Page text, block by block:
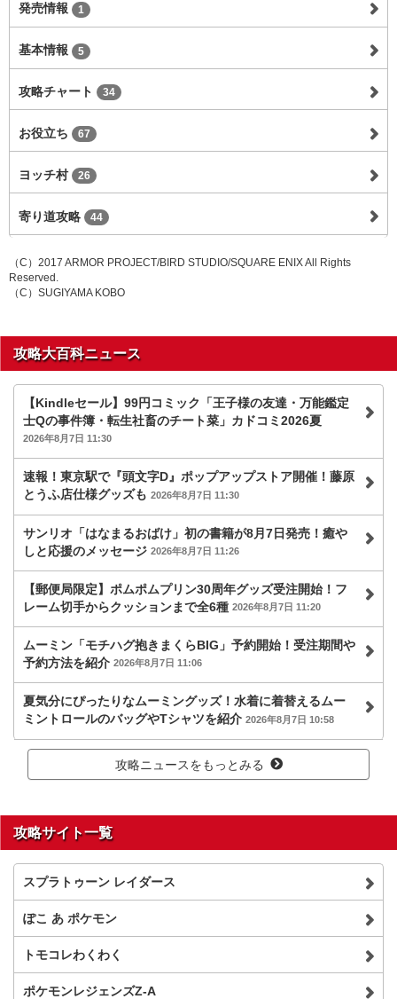
発売情報 1
基本情報 5
攻略チャート 34
お役立ち 67
ヨッチ村 26
寄り道攻略 44
（C）2017 ARMOR PROJECT/BIRD STUDIO/SQUARE ENIX All Rights
Reserved.
（C）SUGIYAMA KOBO
攻略大百科ニュース
【Kindleセール】99円コミック「王子様の友達・万能鑑定
士Qの事件簿・転生社畜のチート菜」カドコミ2026夏
2026年8月7日 11:30
速報！東京駅で『頭文字D』ポップアップストア開催！藤原
とうふ店仕様グッズも 2026年8月7日 11:30
サンリオ「はなまるおばけ」初の書籍が8月7日発売！癒や
しと応援のメッセージ 2026年8月7日 11:26
【郵便局限定】ポムポムプリン30周年グッズ受注開始！フ
レーム切手からクッションまで全6種 2026年8月7日 11:20
ムーミン「モチハグ抱きまくらBIG」予約開始！受注期間や
予約方法を紹介 2026年8月7日 11:06
夏気分にぴったりなムーミングッズ！水着に着替えるムー
ミントロールのバッグやTシャツを紹介 2026年8月7日 10:58
攻略ニュースをもっとみる
攻略サイト一覧
スプラトゥーン レイダース
ぽこ あ ポケモン
トモコレわくわく
ポケモンレジェンズZ-A